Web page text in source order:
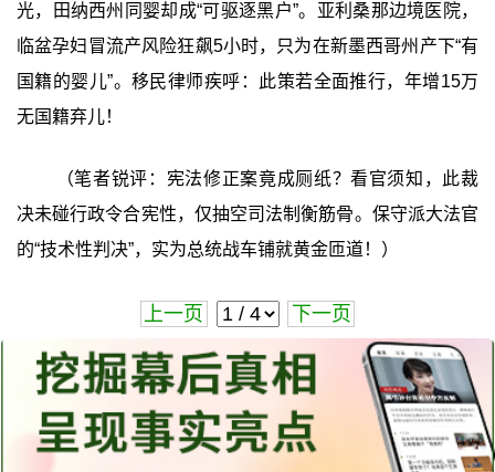
光，田纳西州同婴却成“可驱逐黑户”。亚利桑那边境医院，
临盆孕妇冒流产风险狂飙5小时，只为在新墨西哥州产下“有
国籍的婴儿”。移民律师疾呼：此策若全面推行，年增15万
无国籍弃儿！
（笔者锐评：宪法修正案竟成厕纸？看官须知，此裁
决未碰行政令合宪性，仅抽空司法制衡筋骨。保守派大法官
的“技术性判决”，实为总统战车铺就黄金匝道！）
上一页 下一页